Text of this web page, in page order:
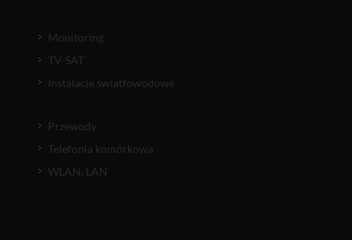
Monitoring
TV-SAT
Instalacje światłowodowe
Przewody
Telefonia komórkowa
WLAN, LAN